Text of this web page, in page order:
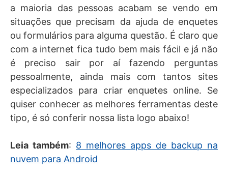
a maioria das pessoas acabam se vendo em
situações que precisam da ajuda de enquetes
ou formulários para alguma questão. É claro que
com a internet fica tudo bem mais fácil e já não
é preciso sair por aí fazendo perguntas
pessoalmente, ainda mais com tantos sites
especializados para criar enquetes online. Se
quiser conhecer as melhores ferramentas deste
tipo, é só conferir nossa lista logo abaixo!
Leia também: 8 melhores apps de backup na
nuvem para Android